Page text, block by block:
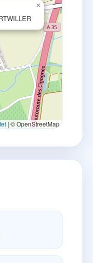
×
| © OpenStreetMap